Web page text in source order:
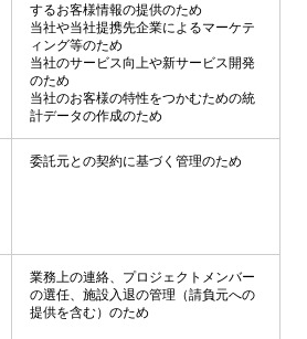
するお客様情報の提供のため
当社や当社提携先企業によるマーケテ
ィング等のため
当社のサービス向上や新サービス開発
のため
当社のお客様の特性をつかむための統
計データの作成のため
委託元との契約に基づく管理のため
業務上の連絡、プロジェクトメンバー
の選任、施設入退の管理（請負元への
提供を含む）のため